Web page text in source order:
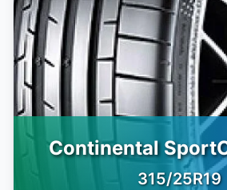
Continental
315/25R19